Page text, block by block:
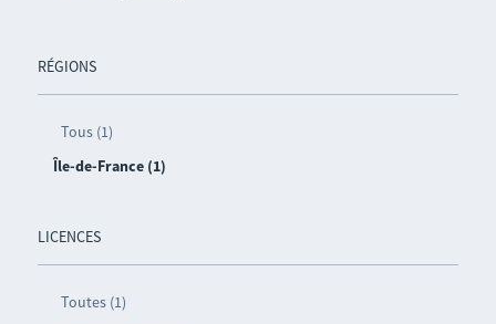
RÉGIONS
Tous (1)
Île-de-France (1)
LICENCES
Toutes (1)